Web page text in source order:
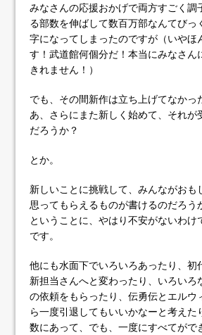
みなさんの応援おかげで両方すごく調
る部数を伸ばして数百万部なんてびっ
字になってしまったのですが（いやほ
す！武道館何個分だ！本当にみなさん
きれません！）
でも、その間新作は立ち上げてなかっ
あ、さらにまた新しく始めて、それが
だろうか？
とか。
新しいことに挑戦して、みんながおも
思ってもらえるものが書けるのだろう
ということに、やはり不安がないわけ
です。
他にも水面下でいろいろあったり、初
新担当さんへと変わったり、いろいろ
の依頼をもらったり、伝勇伝とエルウ
ら一度引退してもいいかなーと考えた
数にあって、でも、一度にすべてがで